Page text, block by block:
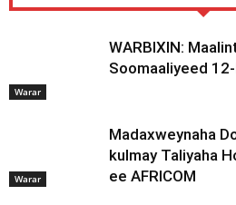
Warar
WARBIXIN:
Soomaaliyeed
Warar
Madaxweynaha
kulmay Taliyaha
ee AFRICOM